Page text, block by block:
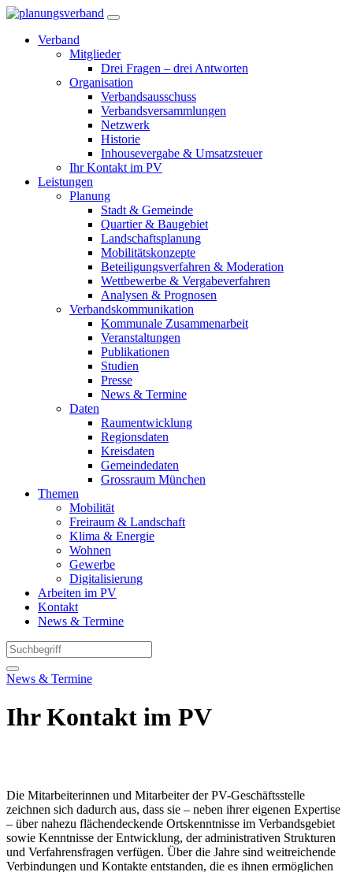
Verband
Mitglieder
Drei Fragen – drei Antworten
Organisation
Verbandsausschuss
Verbandsversammlungen
Netzwerk
Historie
Inhousevergabe & Umsatzsteuer
Ihr Kontakt im PV
Leistungen
Planung
Stadt & Gemeinde
Quartier & Baugebiet
Landschaftsplanung
Mobilitätskonzepte
Beteiligungsverfahren & Moderation
Wettbewerbe & Vergabeverfahren
Analysen & Prognosen
Verbandskommunikation
Kommunale Zusammenarbeit
Veranstaltungen
Publikationen
Studien
Presse
News & Termine
Daten
Raumentwicklung
Regionsdaten
Kreisdaten
Gemeindedaten
Grossraum München
Themen
Mobilität
Freiraum & Landschaft
Klima & Energie
Wohnen
Gewerbe
Digitalisierung
Arbeiten im PV
Kontakt
News & Termine
News & Termine
Ihr Kontakt im PV
Die Mitarbeiterinnen und Mitarbeiter der PV-Geschäftsstelle
zeichnen sich dadurch aus, dass sie – neben ihrer eigenen Expertise
– über nahezu flächendeckende Ortskenntnisse im Verbandsgebiet
sowie Kenntnisse der Entwicklung, der administrativen Strukturen
und Verfahrensfragen verfügen. Über die Jahre sind weitreichende
Verbindungen und Kontakte entstanden, die es ihnen ermöglichen